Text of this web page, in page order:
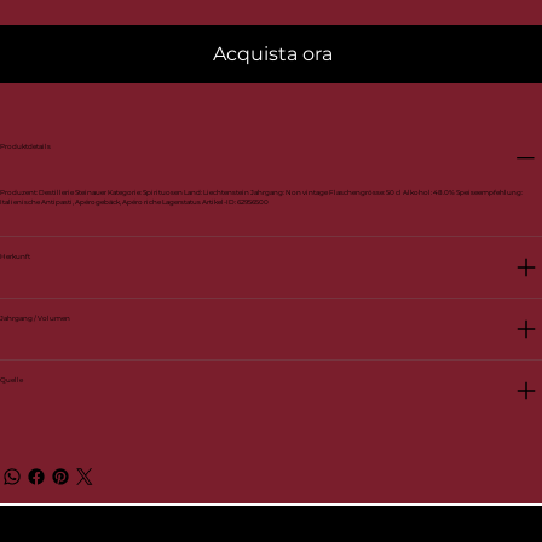
Acquista ora
Produktdetails
Produzent: Destillerie Steinauer Kategorie: Spirituosen Land: Liechtenstein Jahrgang: Non vintage Flaschengrösse: 50 cl Alkohol: 48.0% Speiseempfehlung:
Italienische Antipasti, Apérogebäck, Apéro riche Lagerstatus Artikel-ID: 62956500
Herkunft
Jahrgang / Volumen
Quelle